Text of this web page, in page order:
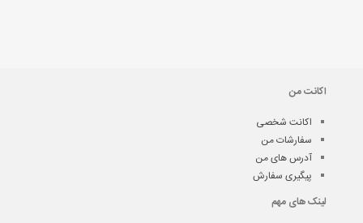
اکانت من
اکانت شخصی
سفارشات من
آدرس های من
پیگیری سفارش
لینک های مهم